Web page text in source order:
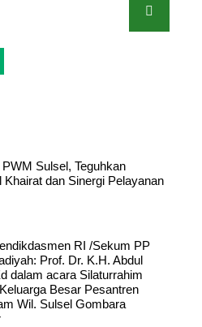
Sulsel, Teguhkan
Khairat dan Sinergi Pelayanan
RI /Sekum PP
Prof. Dr. K.H. Abdul
dalam acara Silaturrahim
Besar Pesantren
Wil. Sulsel Gombara